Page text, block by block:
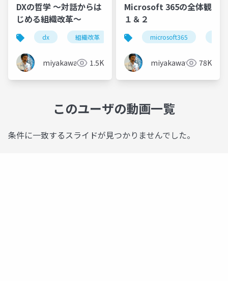
DXの哲学 ～対話からは
じめる組織改革～
dx 組織改革
miyakawayuho1.5K
Microsoft 365の全体観
１＆２
microsoft365
miyakawayuho78K
このユーザの動画一覧
条件に一致するスライドが見つかりませんでした。